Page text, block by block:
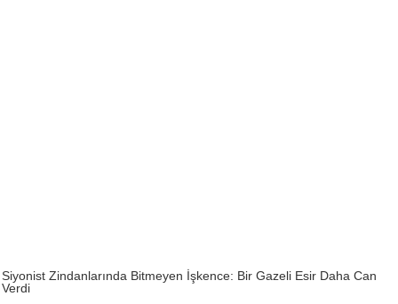
Siyonist Zindanlarında Bitmeyen İşkence: Bir Gazeli Esir Daha Can
Verdi